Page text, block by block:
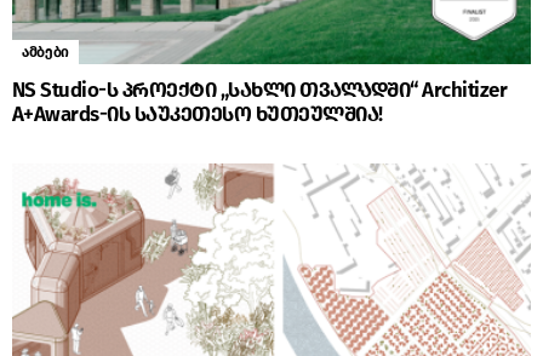
ამბები
NS Studio-ს პროექტი „სახლი თვალადში“ Architizer
A+Awards-ის საუკეთესო ხუთეულშია!